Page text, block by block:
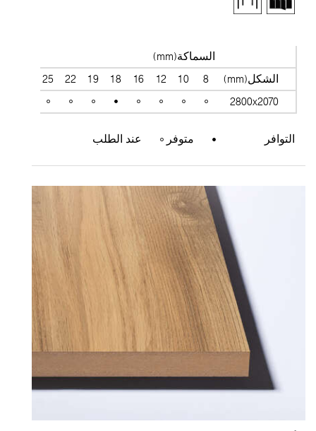
السماكة(mm)
الشكل(mm)
8
10
12
16
18
19
22
25
28
2800x2070
التوافر متوفر عند الطلب